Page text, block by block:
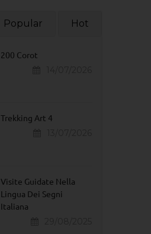
Popular Hot
200 Corot
Trekking Art 4
Visite Guidate Nella
Lingua Dei Segni
Italiana